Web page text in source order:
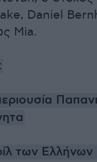
Daniel
Mia.
των Ελλήνων